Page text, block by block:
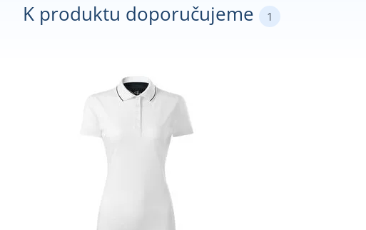
K produktu doporučujeme 1